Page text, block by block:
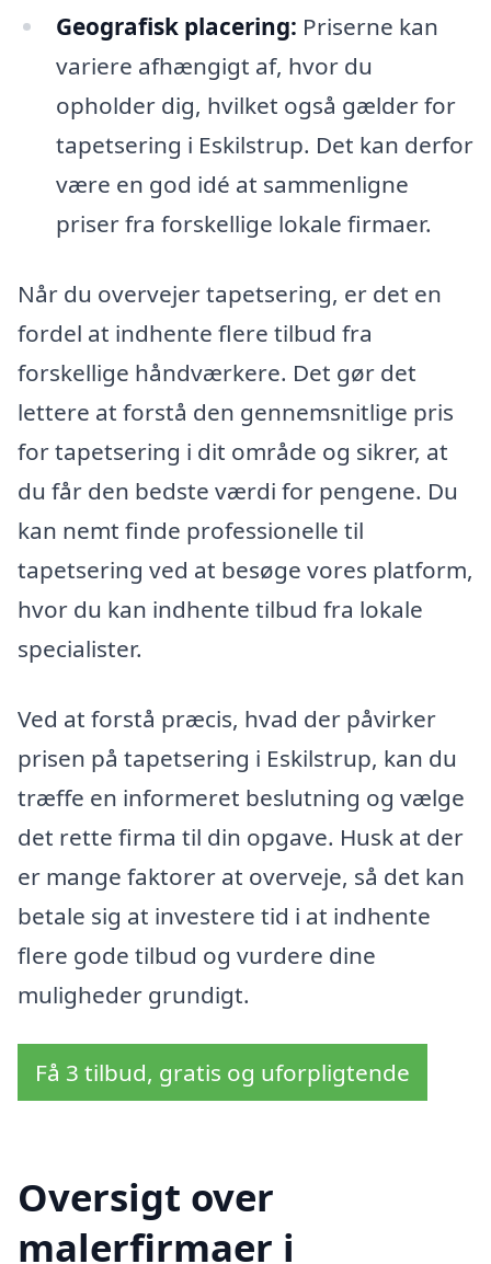
Geografisk placering: Priserne kan
variere afhængigt af, hvor du
opholder dig, hvilket også gælder for
tapetsering i Eskilstrup. Det kan derfor
være en god idé at sammenligne
priser fra forskellige lokale firmaer.
Når du overvejer tapetsering, er det en
fordel at indhente flere tilbud fra
forskellige håndværkere. Det gør det
lettere at forstå den gennemsnitlige pris
for tapetsering i dit område og sikrer, at
du får den bedste værdi for pengene. Du
kan nemt finde professionelle til
tapetsering ved at besøge vores platform,
hvor du kan indhente tilbud fra lokale
specialister.
Ved at forstå præcis, hvad der påvirker
prisen på tapetsering i Eskilstrup, kan du
træffe en informeret beslutning og vælge
det rette firma til din opgave. Husk at der
er mange faktorer at overveje, så det kan
betale sig at investere tid i at indhente
flere gode tilbud og vurdere dine
muligheder grundigt.
Få 3 tilbud, gratis og uforpligtende
Oversigt over
malerfirmaer i